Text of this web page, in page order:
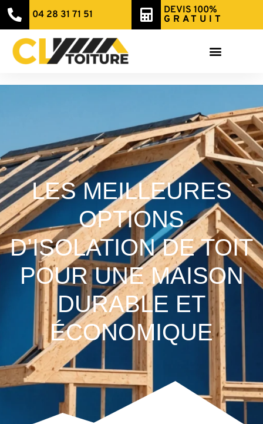
LES MEILLEURES
OPTIONS
D’ISOLATION DE TOIT
POUR UNE MAISON
DURABLE ET
ÉCONOMIQUE
04 28 31 71 51
DEVIS 100%
GRATUIT